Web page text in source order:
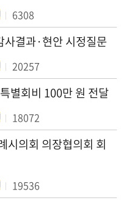
6308
결과·현안 시정질문
20257
별회비 100만 원 전달
18072
시의회 의장협의회 회
19536